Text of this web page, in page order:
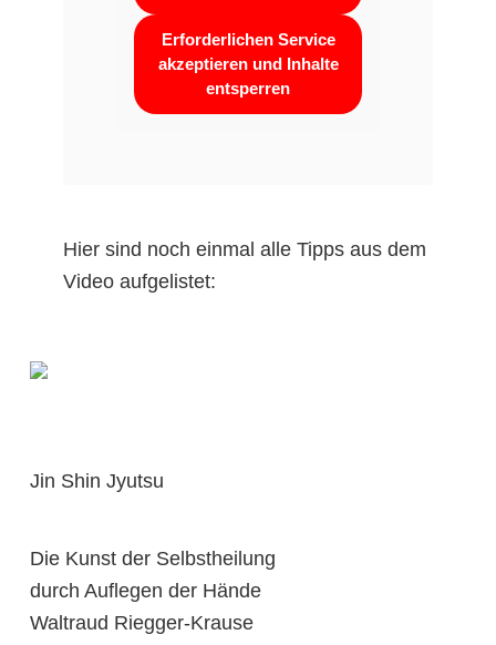
Erforderlichen Service
akzeptieren und Inhalte
entsperren
Hier sind noch einmal alle Tipps aus dem
Video aufgelistet:
Jin Shin Jyutsu
Die Kunst der Selbstheilung
durch Auflegen der Hände
Waltraud Riegger-Krause